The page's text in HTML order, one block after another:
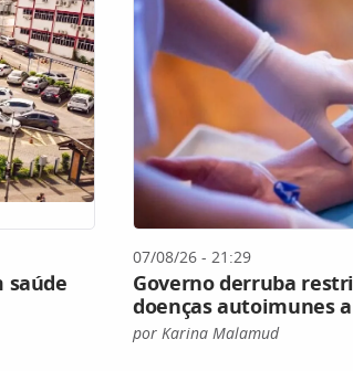
saúde
07/08/26 - 21:29
Governo derruba
doenças autoimunes
por Karina Malamud